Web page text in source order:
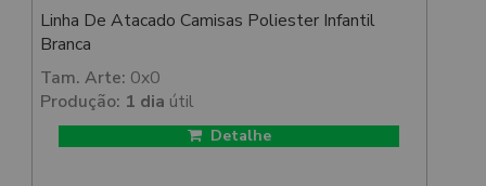
Linha De Atacado Camisas Poliester Infantil
Branca
Tam. Arte: 0x0
Produção: 1 dia útil
Detalhe